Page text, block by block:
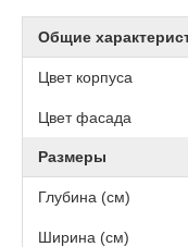
Общие
Цвет корпуса
Цвет фасада
Размеры
Глубина (см)
Ширина (см)